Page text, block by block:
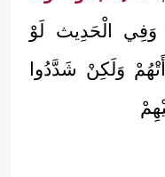
وَفِي الْحَدِيث لَوْ
وَلَكِنْ شَدَّدُوا